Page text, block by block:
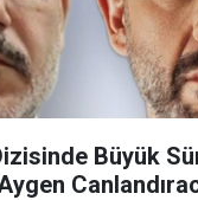
Büyük